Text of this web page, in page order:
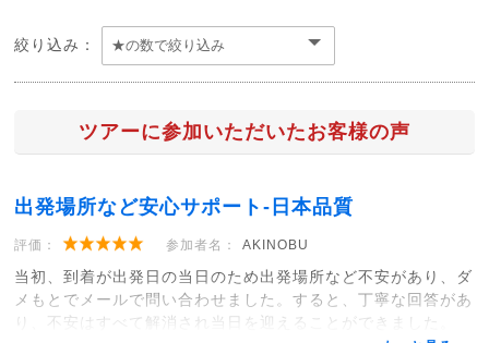
絞り込み：
ツアーに参加いただいたお客様の声
出発場所など安心サポート-日本品質
評価： 参加者名： AKINOBU
当初、到着が出発日の当日のため出発場所など不安があり、ダ
メもとでメールで問い合わせました。すると、丁寧な回答があ
り、不安はすべて解消され当日を迎えることができました。